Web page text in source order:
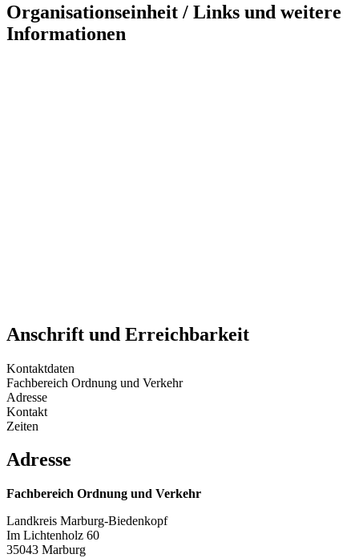
Organisationseinheit / Links und weitere
Informationen
Anschrift und Erreichbarkeit
Kontaktdaten
Fachbereich Ordnung und Verkehr
Adresse
Kontakt
Zeiten
Adresse
Fachbereich Ordnung und Verkehr
Landkreis Marburg-Biedenkopf
Im Lichtenholz 60
35043 Marburg